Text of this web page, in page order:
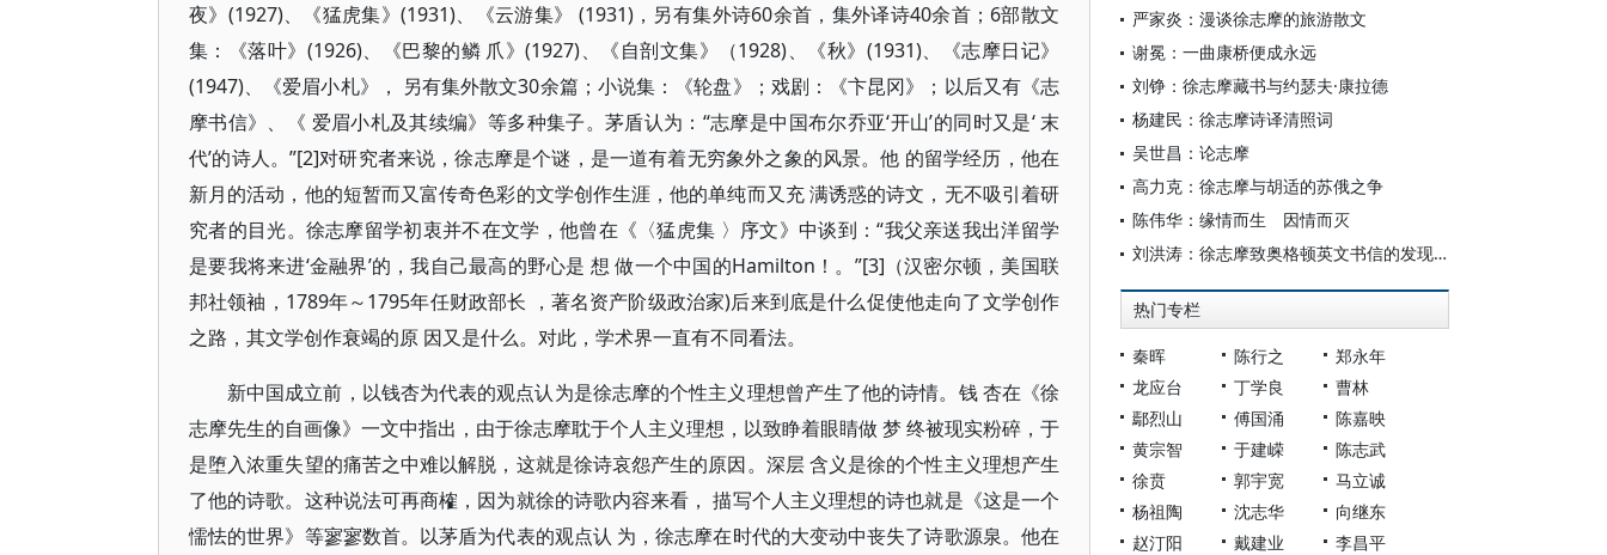
夜》(1927)、《猛虎集》(1931)、《云游集》 (1931)，另有集外诗60余首，集外译诗40余首；6部散文
集：《落叶》(1926)、《巴黎的鳞 爪》(1927)、《自剖文集》（1928)、《秋》(1931)、《志摩日记》
(1947)、《爱眉小札》， 另有集外散文30余篇；小说集：《轮盘》；戏剧：《卞昆冈》；以后又有《志
摩书信》、《 爱眉小札及其续编》等多种集子。茅盾认为：“志摩是中国布尔乔亚‘开山’的同时又是‘ 末
代’的诗人。”[2]对研究者来说，徐志摩是个谜，是一道有着无穷象外之象的风景。他 的留学经历，他在
新月的活动，他的短暂而又富传奇色彩的文学创作生涯，他的单纯而又充 满诱惑的诗文，无不吸引着研
究者的目光。徐志摩留学初衷并不在文学，他曾在《〈猛虎集 〉序文》中谈到：“我父亲送我出洋留学
是要我将来进‘金融界’的，我自己最高的野心是 想 做一个中国的Hamilton！。”[3]（汉密尔顿，美国联
邦社领袖，1789年～1795年任财政部长 ，著名资产阶级政治家)后来到底是什么促使他走向了文学创作
之路，其文学创作衰竭的原 因又是什么。对此，学术界一直有不同看法。
新中国成立前，以钱杏为代表的观点认为是徐志摩的个性主义理想曾产生了他的诗情。钱 杏在《徐
志摩先生的自画像》一文中指出，由于徐志摩耽于个人主义理想，以致睁着眼睛做 梦 终被现实粉碎，于
是堕入浓重失望的痛苦之中难以解脱，这就是徐诗哀怨产生的原因。深层 含义是徐的个性主义理想产生
了他的诗歌。这种说法可再商榷，因为就徐的诗歌内容来看， 描写个人主义理想的诗也就是《这是一个
懦怯的世界》等寥寥数首。以茅盾为代表的观点认 为，徐志摩在时代的大变动中丧失了诗歌源泉。他在
严家炎：漫谈徐志摩的旅游散文
谢冕：一曲康桥便成永远
刘铮：徐志摩藏书与约瑟夫·康拉德
杨建民：徐志摩诗译清照词
吴世昌：论志摩
高力克：徐志摩与胡适的苏俄之争
陈伟华：缘情而生 因情而灭
刘洪涛：徐志摩致奥格顿英文书信的发现及其价值
热门专栏
秦晖 陈行之
郑永年
龙应台
丁学良
曹林
鄢烈山
傅国涌
陈嘉映
黄宗智
于建嵘
陈志武
徐贲
郭宇宽
马立诚
杨祖陶
沈志华
向继东
赵汀阳
戴建业
李昌平